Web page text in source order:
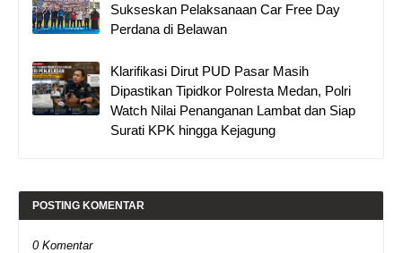
Sukseskan Pelaksanaan Car Free Day
Perdana di Belawan
Klarifikasi Dirut PUD Pasar Masih
Dipastikan Tipidkor Polresta Medan, Polri
Watch Nilai Penanganan Lambat dan Siap
Surati KPK hingga Kejagung
POSTING KOMENTAR
0 Komentar